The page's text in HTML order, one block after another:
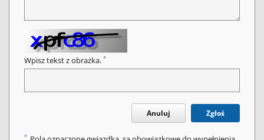
Wpisz tekst z obrazka. *
Anuluj Zgłoś
*